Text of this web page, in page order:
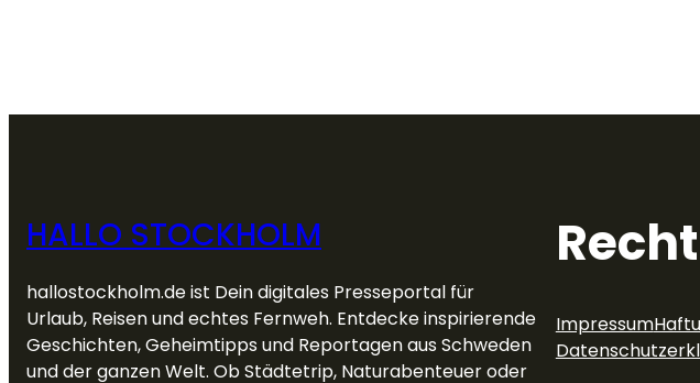
HALLO STOCKHOLM
hallostockholm.de ist Dein digitales Presseportal für
Urlaub, Reisen und echtes Fernweh. Entdecke inspirierende
Geschichten, Geheimtipps und Reportagen aus Schweden
und der ganzen Welt. Ob Städtetrip, Naturabenteuer oder
Impressum